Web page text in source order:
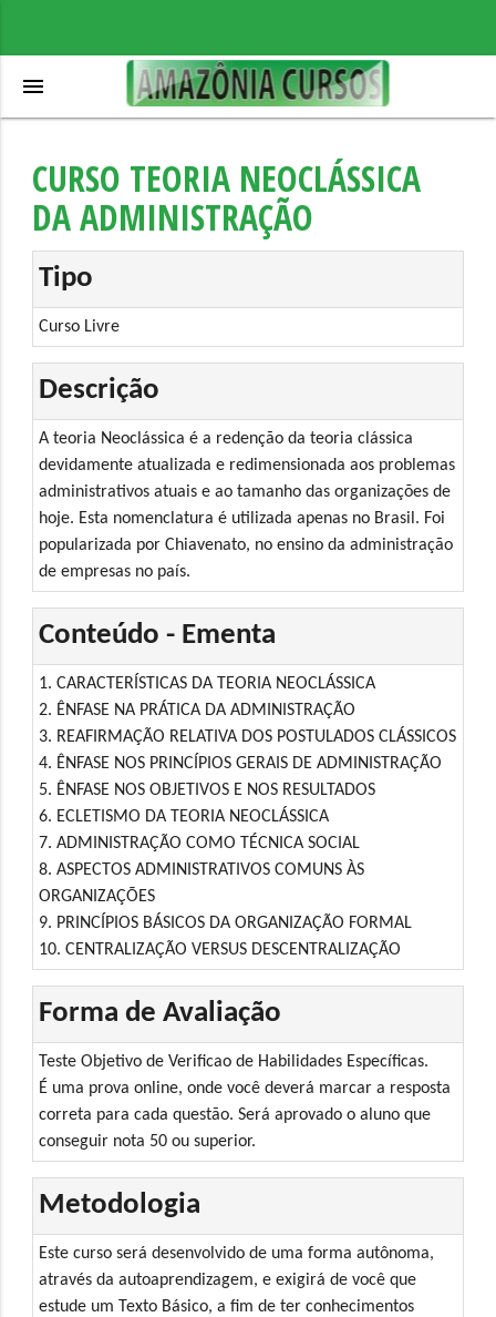
menu
CURSO TEORIA NEOCLÁSSICA
DA ADMINISTRAÇÃO
Tipo
Curso Livre
Descrição
A teoria Neoclássica é a redenção da teoria clássica
devidamente atualizada e redimensionada aos problemas
administrativos atuais e ao tamanho das organizações de
hoje. Esta nomenclatura é utilizada apenas no Brasil. Foi
popularizada por Chiavenato, no ensino da administração
de empresas no país.
Conteúdo - Ementa
1. CARACTERÍSTICAS DA TEORIA NEOCLÁSSICA
2. ÊNFASE NA PRÁTICA DA ADMINISTRAÇÃO
3. REAFIRMAÇÃO RELATIVA DOS POSTULADOS CLÁSSICOS
4. ÊNFASE NOS PRINCÍPIOS GERAIS DE ADMINISTRAÇÃO
5. ÊNFASE NOS OBJETIVOS E NOS RESULTADOS
6. ECLETISMO DA TEORIA NEOCLÁSSICA
7. ADMINISTRAÇÃO COMO TÉCNICA SOCIAL
8. ASPECTOS ADMINISTRATIVOS COMUNS ÀS
ORGANIZAÇÕES
9. PRINCÍPIOS BÁSICOS DA ORGANIZAÇÃO FORMAL
10. CENTRALIZAÇÃO VERSUS DESCENTRALIZAÇÃO
Forma de Avaliação
Teste Objetivo de Verificao de Habilidades Específicas.
É uma prova online, onde você deverá marcar a resposta
correta para cada questão. Será aprovado o aluno que
conseguir nota 50 ou superior.
Metodologia
Este curso será desenvolvido de uma forma autônoma,
através da autoaprendizagem, e exigirá de você que
estude um Texto Básico, a fim de ter conhecimentos